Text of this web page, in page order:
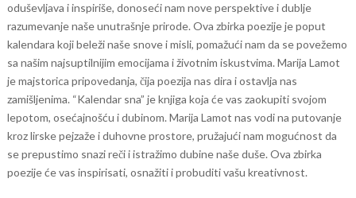
oduševljava i inspiriše, donoseći nam nove perspektive i dublje
razumevanje naše unutrašnje prirode. Ova zbirka poezije je poput
kalendara koji beleži naše snove i misli, pomažući nam da se povežemo
sa našim najsuptilnijim emocijama i životnim iskustvima. Marija Lamot
je majstorica pripovedanja, čija poezija nas dira i ostavlja nas
zamišljenima. “Kalendar sna” je knjiga koja će vas zaokupiti svojom
lepotom, osećajnošću i dubinom. Marija Lamot nas vodi na putovanje
kroz lirske pejzaže i duhovne prostore, pružajući nam mogućnost da
se prepustimo snazi reči i istražimo dubine naše duše. Ova zbirka
poezije će vas inspirisati, osnažiti i probuditi vašu kreativnost.